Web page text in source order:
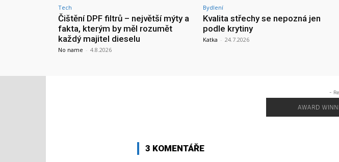
Tech
Čištění DPF filtrů – největší mýty a
fakta, kterým by měl rozumět
každý majitel dieselu
No name - 4.8.2026
Bydlení
Kvalita střechy se nepozná jen
podle krytiny
Katka - 24.7.2026
-
3 KOMENTÁŘE